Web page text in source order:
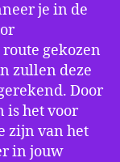
je in de
gekozen
zullen deze
Door
is het voor
zijn van het
in jouw